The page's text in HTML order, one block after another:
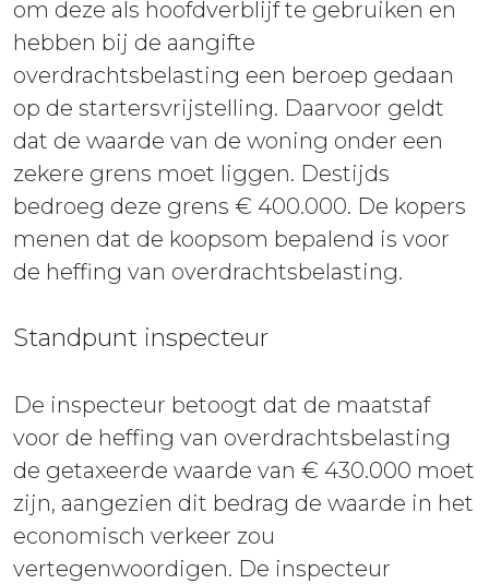
om deze als hoofdverblijf te gebruiken en
hebben bij de aangifte
overdrachtsbelasting een beroep gedaan
op de startersvrijstelling. Daarvoor geldt
dat de waarde van de woning onder een
zekere grens moet liggen. Destijds
bedroeg deze grens € 400.000. De kopers
menen dat de koopsom bepalend is voor
de heffing van overdrachtsbelasting.
Standpunt inspecteur
De inspecteur betoogt dat de maatstaf
voor de heffing van overdrachtsbelasting
de getaxeerde waarde van € 430.000 moet
zijn, aangezien dit bedrag de waarde in het
economisch verkeer zou
vertegenwoordigen. De inspecteur